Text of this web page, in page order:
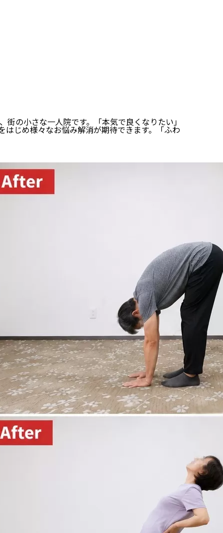
の小さな一人院です。「本気で良くなりたい」
はじめ様々なお悩み解消が期待できます。「ふわ